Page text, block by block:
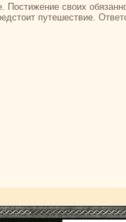
своих
путешествие.